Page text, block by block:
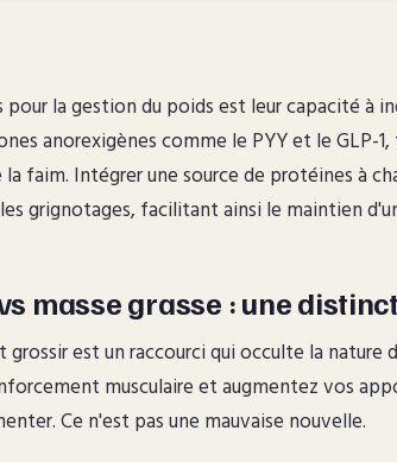
la gestion du poids est leur capacité à
anorexigènes comme le PYY et le GLP-
faim. Intégrer une source de protéines à
grignotages, facilitant ainsi le maintien
masse grasse : une
est un raccourci qui occulte la nature
musculaire et augmentez vos
Ce n'est pas une mauvaise nouvelle.